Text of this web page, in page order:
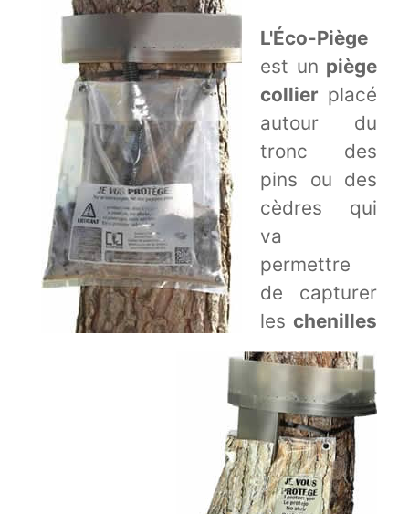
L'Éco-Piège
est un piège
collier placé
autour du
tronc des
pins ou des
cèdres qui
va
permettre
de capturer
les chenilles